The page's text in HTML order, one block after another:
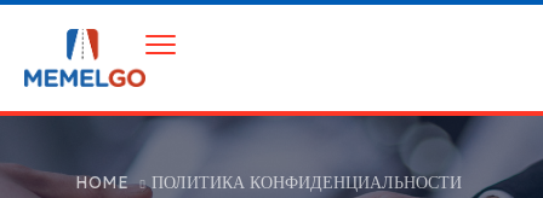
HOME ПОЛИТИКА КОНФИДЕНЦИАЛЬНОСТИ